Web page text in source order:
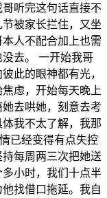
听完这句话直接不
被家长拦住，又坐
人不配合加上也需
去。 一开始我哥
此的眼神都有光，
虑，开始每天晚上
去哄她，刻意去考
我不太了解，我那
已经变得有点失控
每周两三次把她送
小时，我们十点半
找借口拖延。我自